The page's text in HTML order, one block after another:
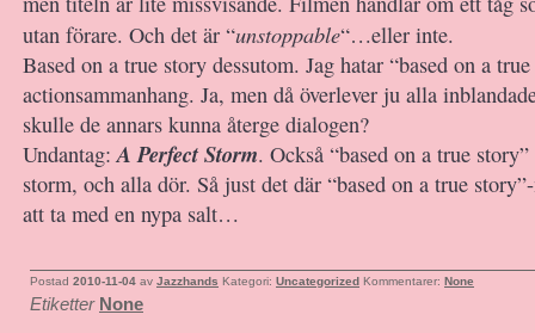
utan förare. Och det är “unstoppable“…eller inte.
Based on a true story dessutom. Jag hatar “based on a
actionsammanhang. Ja, men då överlever ju alla
skulle de annars kunna återge dialogen?
Undantag: A Perfect Storm. Också “based on a true
storm, och alla dör. Så just det där “based on a true
att ta med en nypa salt…
Postad 2010-11-04 av Jazzhands Kategori: Uncategorized Kommentarer: None
Etiketter None